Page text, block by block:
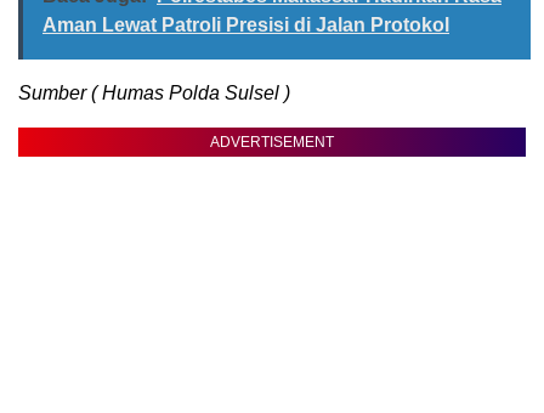
Aman Lewat Patroli Presisi di Jalan Protokol
Sumber ( Humas Polda Sulsel )
ADVERTISEMENT